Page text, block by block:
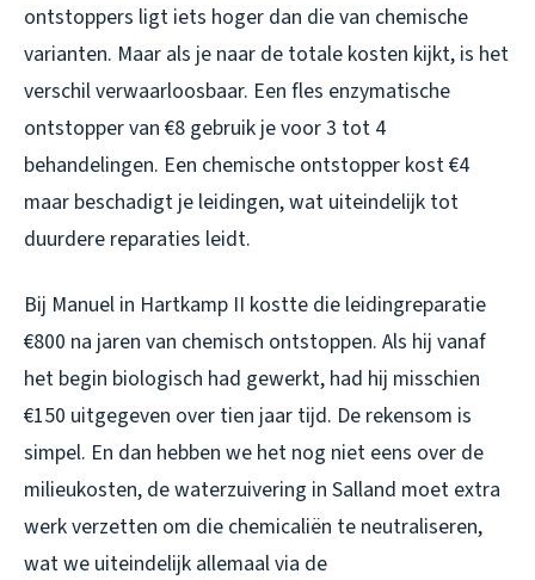
ontstoppers ligt iets hoger dan die van chemische
varianten. Maar als je naar de totale kosten kijkt, is het
verschil verwaarloosbaar. Een fles enzymatische
ontstopper van €8 gebruik je voor 3 tot 4
behandelingen. Een chemische ontstopper kost €4
maar beschadigt je leidingen, wat uiteindelijk tot
duurdere reparaties leidt.
Bij Manuel in Hartkamp II kostte die leidingreparatie
€800 na jaren van chemisch ontstoppen. Als hij vanaf
het begin biologisch had gewerkt, had hij misschien
€150 uitgegeven over tien jaar tijd. De rekensom is
simpel. En dan hebben we het nog niet eens over de
milieukosten, de waterzuivering in Salland moet extra
werk verzetten om die chemicaliën te neutraliseren,
wat we uiteindelijk allemaal via de